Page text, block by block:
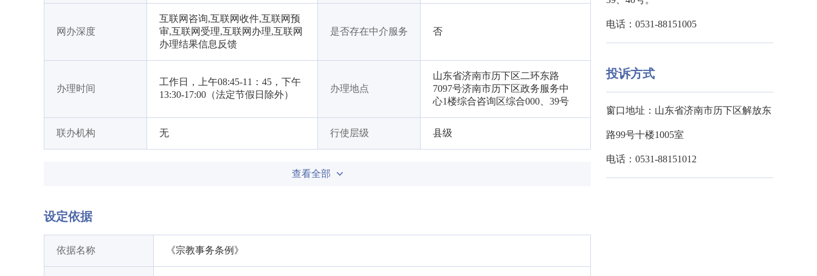
网办深度
互联网咨询,互联网收件,互联网预
审,互联网受理,互联网办理,互联网
办理结果信息反馈
是否存在中介服务 否
办理时间
工作日，上午08:45-11：45，下午
13:30-17:00（法定节假日除外）
办理地点
山东省济南市历下区二环东路
7097号济南市历下区政务服务中
心1楼综合咨询区综合000、39号
联办机构 无 行使层级 县级
查看全部
设定依据
依据名称 《宗教事务条例》
电话：0531-88151005
投诉方式
窗口地址：山东省济南市历下区解放东
路99号十楼1005室
电话：0531-88151012